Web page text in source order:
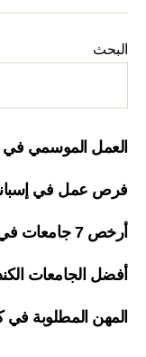
البحث
العمل الموسمي في ايطاليا 2025 |
فرص عمل في إسبانيا
أرخص 7 جامعات في كيبيك للأجانب 2024
أفضل الجامعات
المهن المطلوبة في كندا